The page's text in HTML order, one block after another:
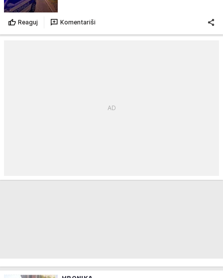
Reaguj Komentariši